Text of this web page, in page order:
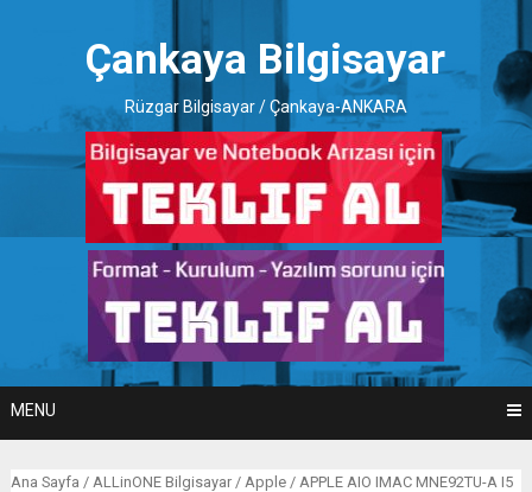
Çankaya Bilgisayar
Rüzgar Bilgisayar / Çankaya-ANKARA
MENU
Ana Sayfa / ALLinONE Bilgisayar/ Apple/ APPLE AIO IMAC MNE92TU-A I5